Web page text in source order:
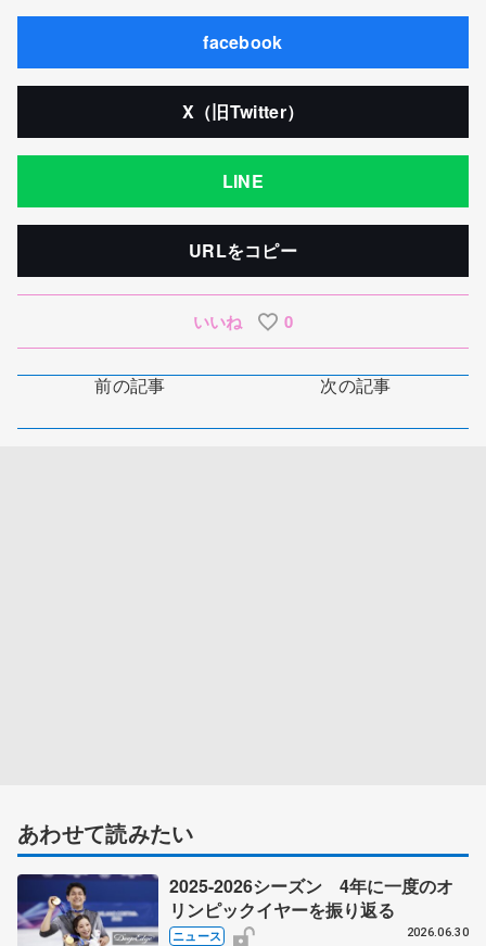
facebook
X（旧Twitter）
LINE
URLをコピー
いいね 0
前の記事 次の記事
あわせて読みたい
2025-2026シーズン 4年に一度のオ
リンピックイヤーを振り返る
ニュース 2026.06.30